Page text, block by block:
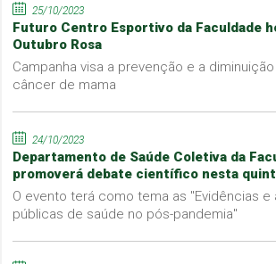
25/10/2023
Futuro Centro Esportivo da Faculdade
Outubro Rosa
Campanha visa a prevenção e a
câncer de mama
24/10/2023
Departamento de Saúde Coletiva da
promoverá debate científico nesta
O evento terá como tema as "Evidências e
públicas de saúde no pós-pandemia"